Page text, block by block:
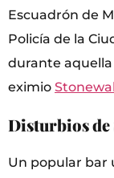
Escuadrón de
Policía de la
durante
eximio
Disturbios
Un popular bar